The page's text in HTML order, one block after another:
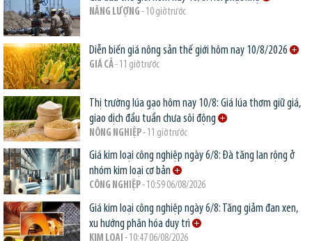
NĂNG LƯỢNG - 10 giờ trước
Diễn biến giá nông sản thế giới hôm nay 10/8/2026
GIÁ CẢ- 11 giờ trước
Thị trường lúa gạo hôm nay 10/8: Giá lúa thơm giữ giá,
giao dịch đầu tuần chưa sôi động
NÔNG NGHIỆP- 11 giờ trước
Giá kim loại công nghiệp ngày 6/8: Đà tăng lan rộng ở
nhóm kim loại cơ bản
CÔNG NGHIỆP- 10:59 06/08/2026
Giá kim loại công nghiệp ngày 6/8: Tăng giảm đan xen,
xu hướng phân hóa duy trì
KIM LOẠI - 10:47 06/08/2026